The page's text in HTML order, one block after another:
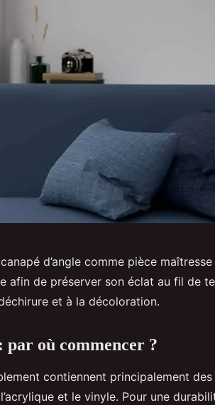
d’angle comme pièce
afin de préserver son éclat au fil de
et à la décoloration.
où commencer ?
contiennent principalement
et le vinyle. Pour une